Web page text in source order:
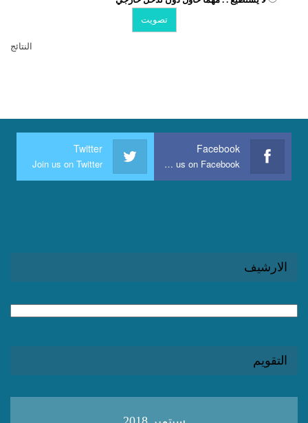
النتائج
Facebook
Join us on Facebook
Twitter
Join us on Twitter
الارشيف
التقويم